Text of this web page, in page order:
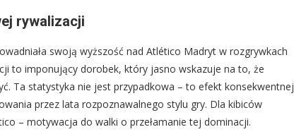
rywalizacji
swoją wyższość nad Atlético Madryt w rozgrywkach
to imponujący dorobek, który jasno wskazuje na to, że
Ta statystyka nie jest przypadkowa – to efekt konsekwentnej
przez lata rozpoznawalnego stylu gry. Dla kibiców
– motywacja do walki o przełamanie tej dominacji.